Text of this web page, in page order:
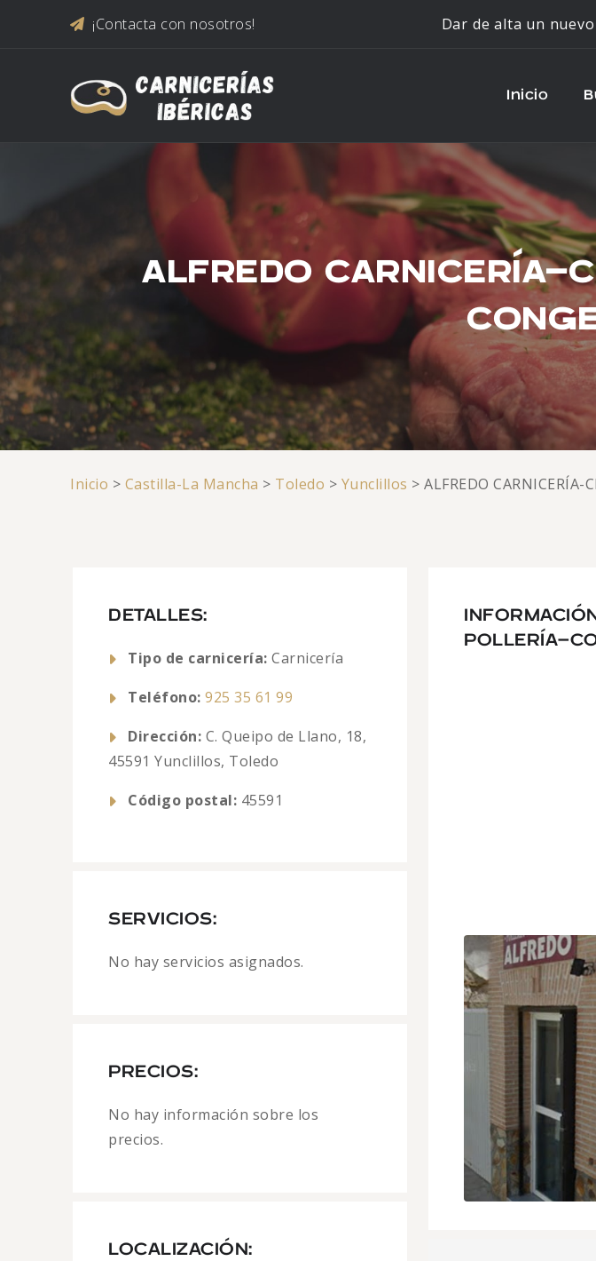
¡Contacta con nosotros! Dar de alta un
Inicio
ALFREDO CARNICERÍA-
Inicio > Castilla-La Mancha > Toledo > Yunclillos >ALFREDO CARNICERÍA-
DETALLES:
Tipo de carnicería: Carnicería
Teléfono: 925 35 61 99
Dirección: C. Queipo de Llano, 18,
45591 Yunclillos, Toledo
Código postal: 45591
SERVICIOS:
No hay servicios asignados.
PRECIOS:
No hay información sobre los
precios.
LOCALIZACIÓN:
POLLERÍA-